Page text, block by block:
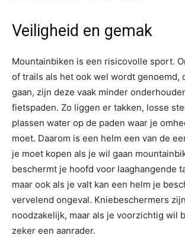
Veiligheid en gemak
Mountainbiken is een risicovolle sport.
of trails als het ook wel wordt genoemd,
gaan, zijn deze vaak minder
fietspaden. Zo liggen er takken, losse
plassen water op de paden waar je
moet. Daarom is een helm een van de
je moet kopen als je wil gaan
beschermt je hoofd voor laaghangende
maar ook als je valt kan een helm je
vervelend ongeval. Kniebeschermers
noodzakelijk, maar als je voorzichtig wil
zeker een aanrader.